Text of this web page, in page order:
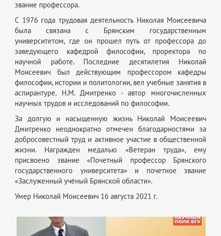
звание профессора.
С 1976 года трудовая деятельность Николая Моисеевича
была связана с Брянским государственным
университетом, где он прошел путь от профессора до
заведующего кафедрой философии, проректора по
научной работе. Последние десятилетия Николай
Моисеевич был действующим профессором кафедры
философии, истории и политологии, вел учебные занятия в
аспирантуре. Н.М. Дмитренко - автор многочисленных
научных трудов и исследований по философии.
За долгую и насыщенную жизнь Николай Моисеевич
Дмитренко неоднократно отмечен благодарностями за
добросовестный труд и активное участие в общественной
жизни. Награжден медалью «Ветеран труда», ему
присвоено звание «Почетный профессор Брянского
государственного университета» и почетное звание
«Заслуженный учёный Брянской области».
Умер Николай Моисеевич 16 августа 2021 г.